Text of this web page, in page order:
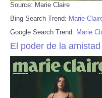
Source: Marie Claire
Bing Search Trend: Marie
Google Search Trend: Marie
El poder de la